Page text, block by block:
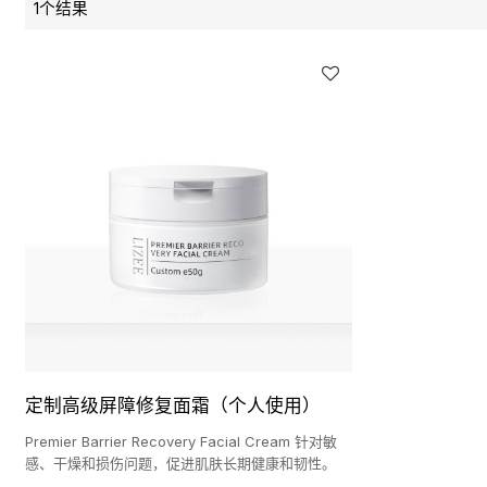
1个结果
定制高级屏障修复面霜（个人使用）
Premier Barrier Recovery Facial Cream 针对敏
感、干燥和损伤问题，促进肌肤长期健康和韧性。